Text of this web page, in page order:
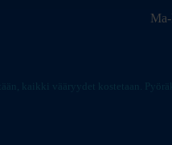
kaikki vääryydet kostetaan.